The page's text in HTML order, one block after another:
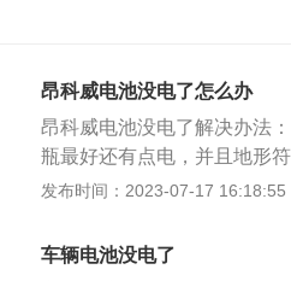
昂科威电池没电了怎么办
昂科威电池没电了解决办法
瓶最好还有点电，并且地形
首先挂上一挡，踩下离合器
电，如果没有应急启动电源
发动机舱盖，找到电瓶的位
发布时间：2023-07-17 16:18:55
车辆电池没电了